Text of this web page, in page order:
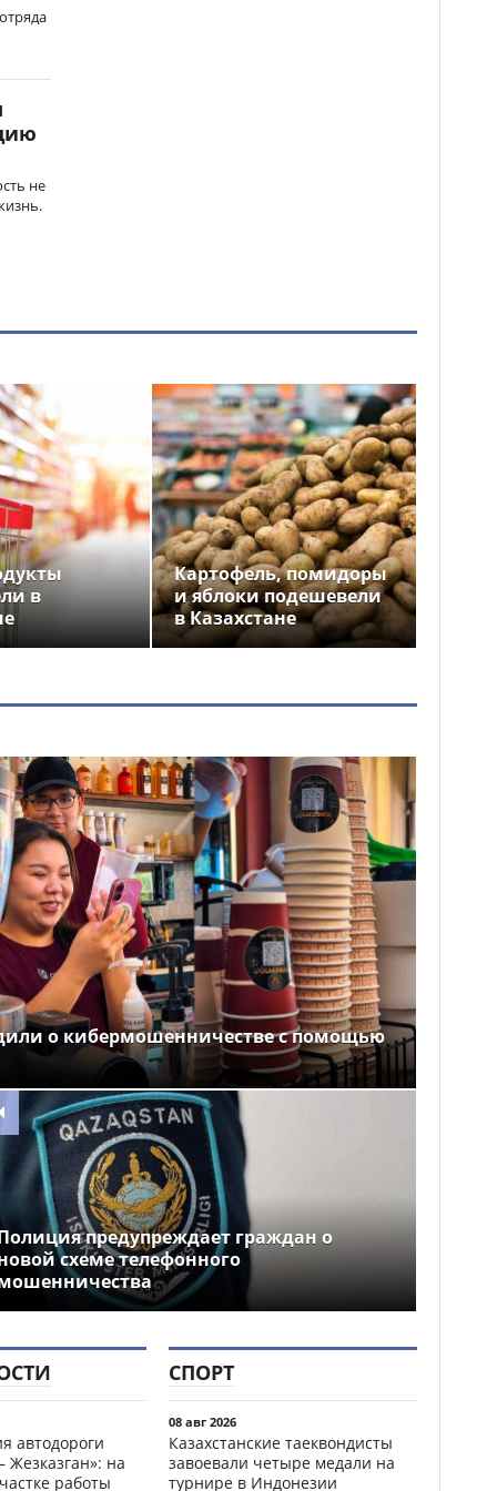
не
в
Картофель, помидоры
и яблоки подешевели
в Казахстане
о кибермошенничестве с помощью
предупреждает граждан о
схеме телефонного
автодороги
Жезказган»: на
работы
СПОРТ
08 авг 2026
Казахстанские таеквондисты
завоевали четыре медали на
турнире в Индонезии